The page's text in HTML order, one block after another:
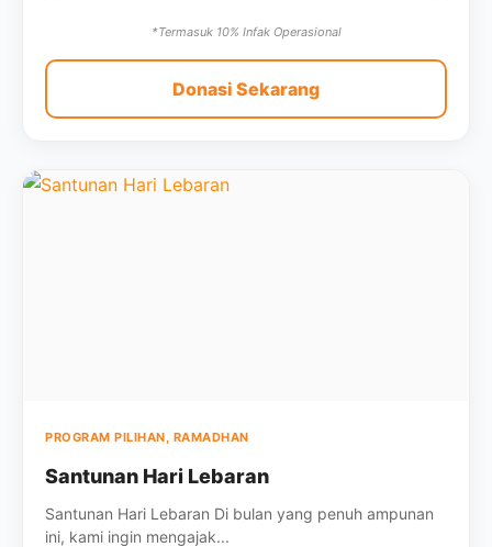
*Termasuk 10% Infak Operasional
Donasi Sekarang
PROGRAM PILIHAN, RAMADHAN
Santunan Hari Lebaran
Santunan Hari Lebaran Di bulan yang penuh ampunan
ini, kami ingin mengajak...